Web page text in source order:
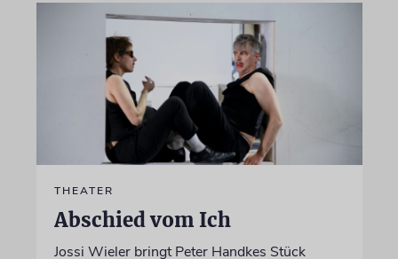
THEATER
Abschied vom Ich
Jossi Wieler bringt Peter Handkes Stück